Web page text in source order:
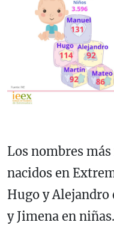
Los nombres
nacidos en
Hugo y
y Jimena en niñas.